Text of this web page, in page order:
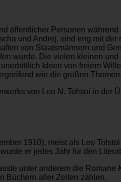
öffentlicher Personen
und Andrej, sind eng mit
von Staatsmännern und
wurde. Die vielen kleinen
Ideen von freiem
wie die großen
von Leo N. Tolstoi in der
1910), meist als Leo
er jedes Jahr für den
unter anderem die Romane
Büchern aller Zeiten zählen.